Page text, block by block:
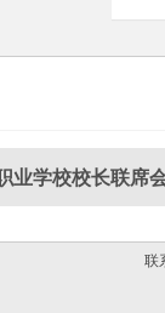
业学校校长联席
联